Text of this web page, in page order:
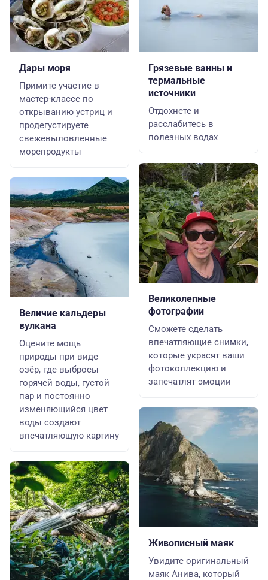
Дары моря
Примите участие в
мастер-классе по
открыванию устриц и
продегустируете
свежевыловленные
морепродукты
Величие кальдеры
вулкана
Оцените мощь
природы при виде
озёр, где выбросы
горячей воды, густой
пар и постоянно
изменяющийся цвет
воды создают
впечатляющую картину
Грязевые ванны и
термальные
источники
Отдохнете и
расслабитесь в
полезных водах
Великолепные
фотографии
Сможете сделать
впечатляющие снимки,
которые украсят ваши
фотоколлекцию и
запечатлят эмоции
Живописный маяк
Увидите оригинальный
маяк Анива, который